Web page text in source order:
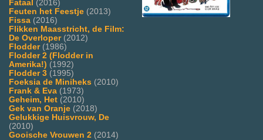
Fataal (2016)
Feuten het Feestje (2013)
Fissa (2016)
Flikken Maasstricht, de Film:
De Overloper(2012)
Flodder(1986)
Flodder 2 (Flodder in
Amerika!) (1992)
Flodder 3 (1995)
Foeksia de Miniheks (2010)
Frank & Eva (1973)
Geheim, Het (2010)
Gek van Oranje (2018)
Gelukkige Huisvrouw, De
(2010)
Gooische Vrouwen 2 (2014)